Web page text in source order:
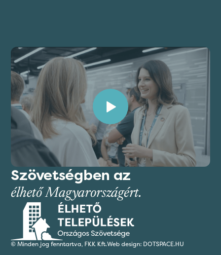
Szövetségben az
élhető Magyarországért.
© Minden jog fenntartva, FKK Kft.Web design: DOTSPACE.HU